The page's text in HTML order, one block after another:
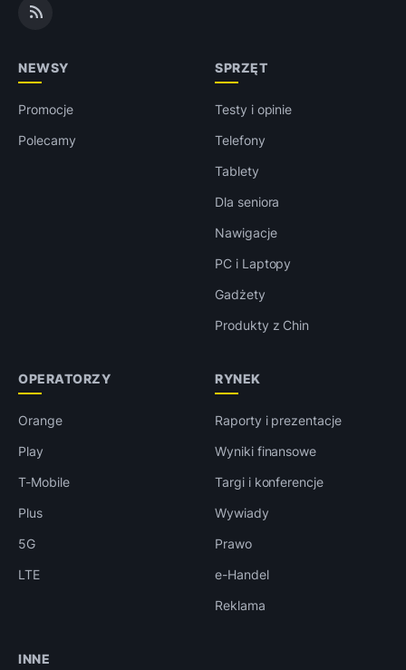
NEWSY
Promocje
Polecamy
SPRZĘT
Testy i opinie
Telefony
Tablety
Dla seniora
Nawigacje
PC i Laptopy
Gadżety
Produkty z Chin
OPERATORZY
Orange
Play
T-Mobile
Plus
5G
LTE
RYNEK
Raporty i prezentacje
Wyniki finansowe
Targi i konferencje
Wywiady
Prawo
e-Handel
Reklama
INNE